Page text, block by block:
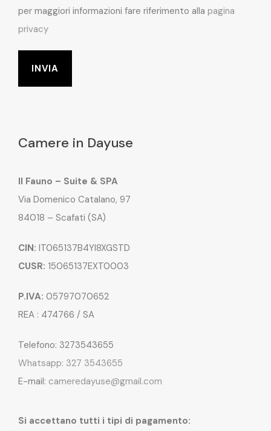
per maggiori informazioni fare riferimento alla pagina
privacy
Camere in Dayuse
Il Fauno – Suite & SPA
Via Domenico Catalano, 97
84018 – Scafati (SA)
CIN: IT065137B4YI8XGSTD
CUSR: 15065137EXT0003
P.IVA: 05797070652
REA : 474766 / SA
Telefono: 3273543655
Whatsapp: 327 3543655
E-mail: cameredayuse@gmail.com
Si accettano tutti i tipi di pagamento: